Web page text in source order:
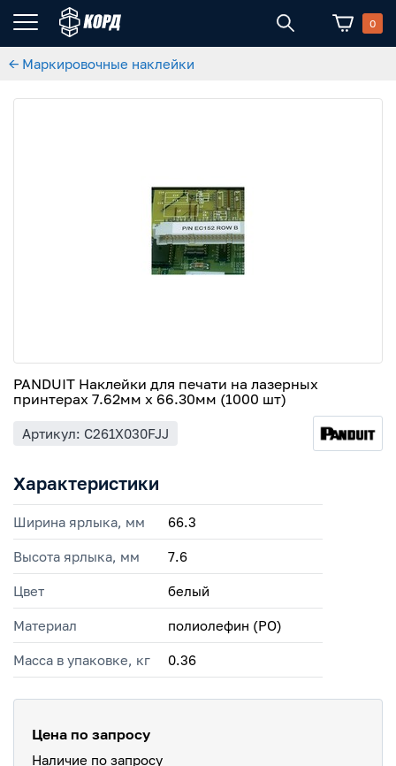
0
← Маркировочные наклейки
PANDUIT Наклейки для печати на лазерных
принтерах 7.62мм х 66.30мм (1000 шт)
Артикул: C261X030FJJ
Характеристики
Ширина ярлыка, мм 66.3
Высота ярлыка, мм 7.6
Цвет белый
Материал полиолефин (PO)
Масса в упаковке, кг 0.36
Цена по запросу
Наличие по запросу